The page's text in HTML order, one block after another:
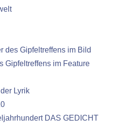
des Gipfeltreffens im Bild
Gipfeltreffens im Feature
Lyrik
DAS GEDICHT